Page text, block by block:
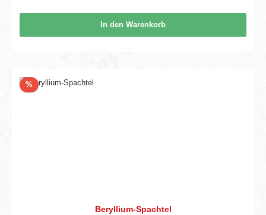
In den Warenkorb
%Rabatt
Beryllium-Spachtel